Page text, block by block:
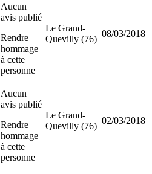
Aucun
avis publié
Rendre
hommage
à cette
personne
Le Grand-
Quevilly (76)
08/03/2018
Aucun
avis publié
Rendre
hommage
à cette
personne
Le Grand-
Quevilly (76)
02/03/2018